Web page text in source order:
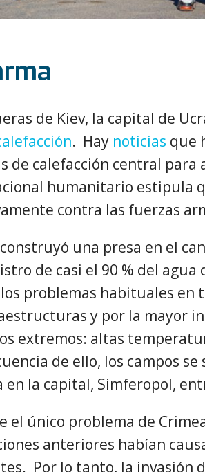
de Kiev, la capital de
. Hay noticias que
de calefacción central para
humanitario estipula
contra las fuerzas
una presa en el
de casi el 90 % del agua
problemas habituales en
y por la mayor
extremos: altas
de ello, los campos se
en la capital, Simferopol,
el único problema de
anteriores habían
Por lo tanto, la invasión